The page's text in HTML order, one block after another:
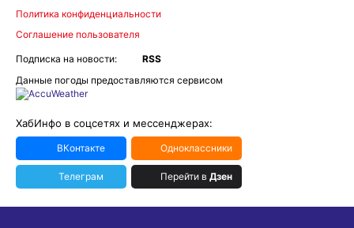
Политика конфиденциальности
Соглашение пользователя
Подписка на новости:
RSS
Данные погоды предоставляются сервисом
ХабИнфо в соцсетях и мессенджерах:
ВКонтакте Одноклассники
Телеграм Перейти в Дзен